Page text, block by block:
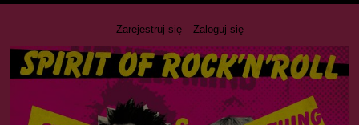
Zarejestruj się Zaloguj się